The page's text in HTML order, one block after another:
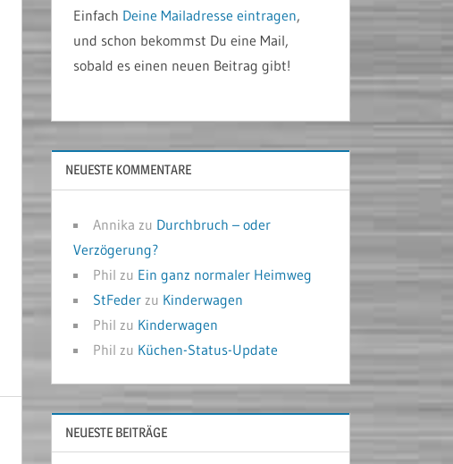
Einfach Deine Mailadresse eintragen,
und schon bekommst Du eine Mail,
sobald es einen neuen Beitrag gibt!
NEUESTE KOMMENTARE
Annika zu Durchbruch – oder
Verzögerung?
Phil zu Ein ganz normaler Heimweg
StFeder zu Kinderwagen
Phil zu Kinderwagen
Phil zu Küchen-Status-Update
NEUESTE BEITRÄGE